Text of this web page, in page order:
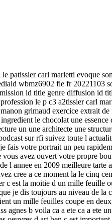
patissier carl marletti evoque
wbmz6902 fle fr 20221103
id title genre diffusion id
le p c3 a2tissier carl
grimaud exercice extrait
le chocolat une
un une architecte une
sur rfi suivez toute l
votre portrait un peu
avez ouvert votre propre
l annee en 2009 meilleure
cree a ce moment la le cinq
est la moitie d un mille
je dis toujours au niveau de
un mille feuilles coupe en
agnes b voila ca a ete ca a ete